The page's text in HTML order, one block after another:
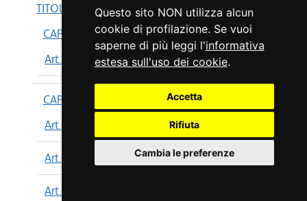
Questo sito NON utilizza alcun
cookie di profilazione. Se vuoi
saperne di più leggi l'informativa
estesa sull'uso dei cookie.
Accetta
Rifiuta
Cambia le preferenze
TITOLO I
CAPO I
Art. 199
CAPO II
Art. 200
Art. 201
Art. 202